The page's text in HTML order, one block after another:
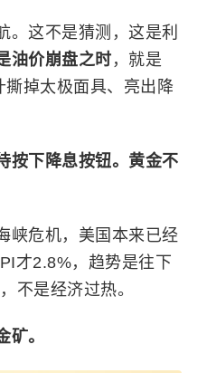
。这不是猜测，这是利
油价崩盘之时 ，就是
掉太极面具、亮出降
按下降息按钮。黄金不
峡危机，美国本来已经
才2.8%，趋势是往下
不是经济过热。
矿。